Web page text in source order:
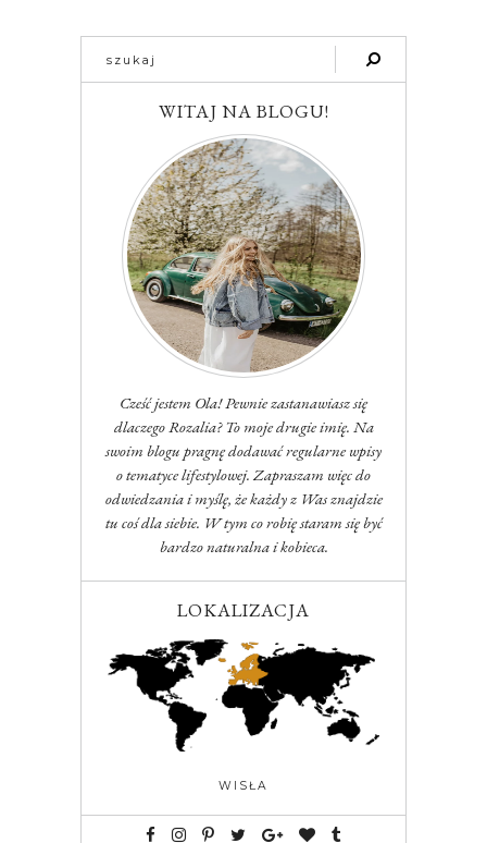
WITAJ NA BLOGU!
Cześć jestem Ola! Pewnie zastanawiasz się
dlaczego Rozalia? To moje drugie imię. Na
swoim blogu pragnę dodawać regularne wpisy
o tematyce lifestylowej. Zapraszam więc do
odwiedzania i myślę, że każdy z Was znajdzie
tu coś dla siebie. W tym co robię staram się być
bardzo naturalna i kobieca.
LOKALIZACJA
WISŁA